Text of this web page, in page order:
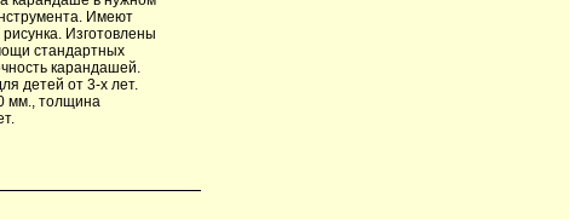
Имеют
Изготовлены
стандартных
карандашей.
детей от 3-х лет.
мм., толщина